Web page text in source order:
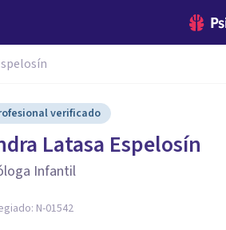
verificado
Latasa Espelosín
Infantil
N-01542